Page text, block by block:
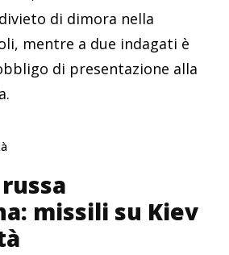
di dimora nella
mentre a due indagati è
di presentazione alla
missili su Kiev